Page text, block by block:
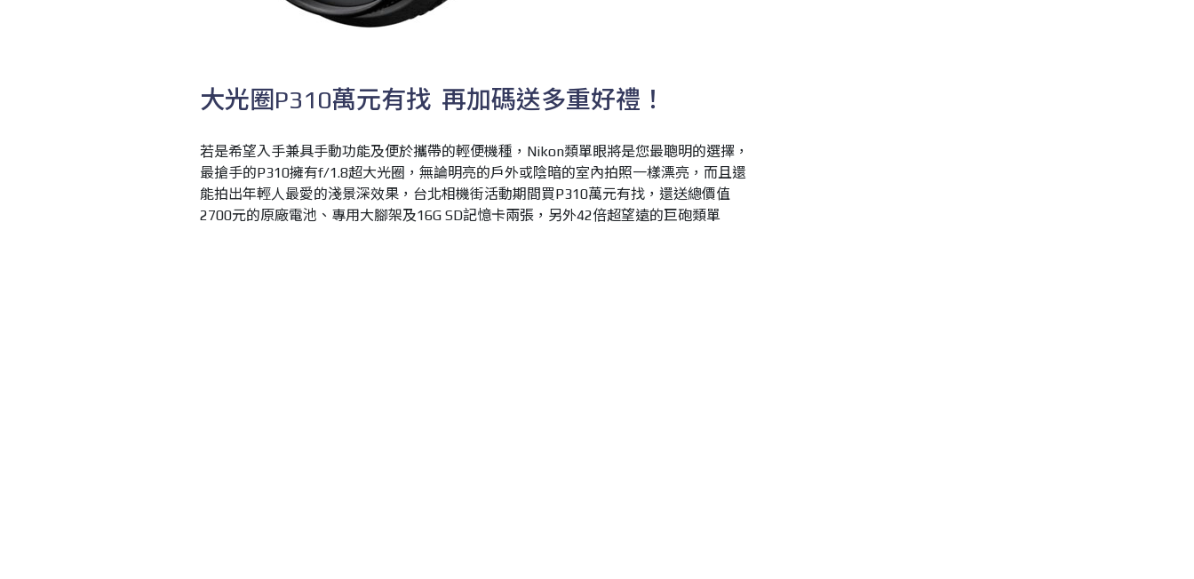
大光圈P310萬元有找 再加碼送多重好禮！
若是希望入手兼具手動功能及便於攜帶的輕便機種，Nikon類單眼將是您最聰明的選擇，
最搶手的P310擁有f/1.8超大光圈，無論明亮的戶外或陰暗的室內拍照一樣漂亮，而且還
能拍出年輕人最愛的淺景深效果，台北相機街活動期間買P310萬元有找，還送總價值
2700元的原廠電池、專用大腳架及16G SD記憶卡兩張，另外42倍超望遠的巨砲類單